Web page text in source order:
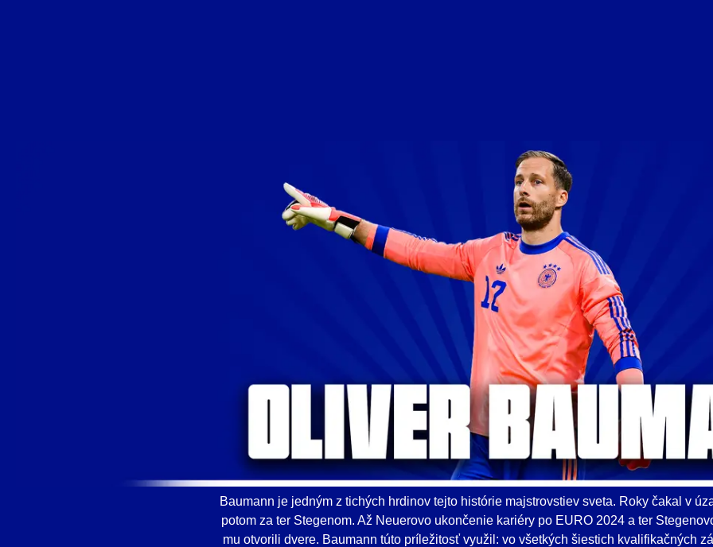
Baumann je jedným z tichých hrdinov tejto histórie majstrovstiev sveta. Roky čakal v
potom za ter Stegenom. Až Neuerovo ukončenie kariéry po EURO 2024 a ter
mu otvorili dvere. Baumann túto príležitosť využil: vo všetkých šiestich kvalifikačných